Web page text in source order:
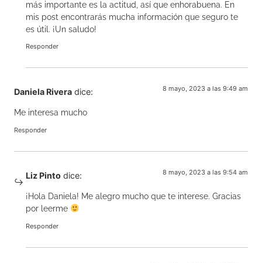
más importante es la actitud, así que enhorabuena. En
mis post encontrarás mucha información que seguro te
es útil. ¡Un saludo!
Responder
Daniela Rivera dice: 8 mayo, 2023 a las 9:49 am
Me interesa mucho
Responder
Liz Pinto dice: 8 mayo, 2023 a las 9:54 am
¡Hola Daniela! Me alegro mucho que te interese. Gracias
por leerme
Responder